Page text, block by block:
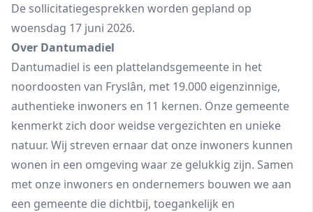
De sollicitatiegesprekken worden gepland op
woensdag 17 juni 2026.
Over Dantumadiel
Dantumadiel is een plattelandsgemeente in het
noordoosten van Fryslân, met 19.000 eigenzinnige,
authentieke inwoners en 11 kernen. Onze gemeente
kenmerkt zich door weidse vergezichten en unieke
natuur. Wij streven ernaar dat onze inwoners kunnen
wonen in een omgeving waar ze gelukkig zijn. Samen
met onze inwoners en ondernemers bouwen we aan
een gemeente die dichtbij, toegankelijk en